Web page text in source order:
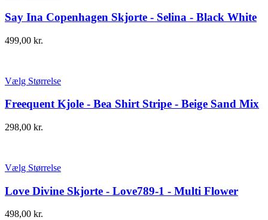
Say Ina Copenhagen Skjorte - Selina - Black White
499,00 kr.
Vælg Størrelse
Freequent Kjole - Bea Shirt Stripe - Beige Sand Mix
298,00 kr.
Vælg Størrelse
Love Divine Skjorte - Love789-1 - Multi Flower
498,00 kr.